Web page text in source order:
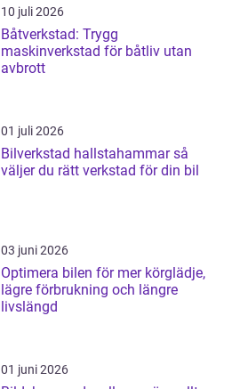
10 juli 2026
Båtverkstad: Trygg
maskinverkstad för båtliv utan
avbrott
01 juli 2026
Bilverkstad hallstahammar så
väljer du rätt verkstad för din bil
03 juni 2026
Optimera bilen för mer körglädje,
lägre förbrukning och längre
livslängd
01 juni 2026